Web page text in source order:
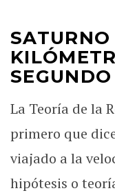
SEGUNDO
La Teoría de la
primero que
viajado a la
hipótesis o